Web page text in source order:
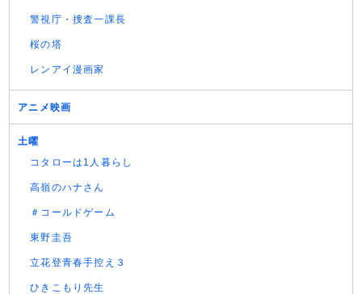
警視庁・捜査一課長
桜の塔
レンアイ漫画家
アニメ映画
土曜
コタローは1人暮らし
高嶺のハナさん
＃コールドゲーム
東野圭吾
立花登青春手控え３
ひきこもり先生